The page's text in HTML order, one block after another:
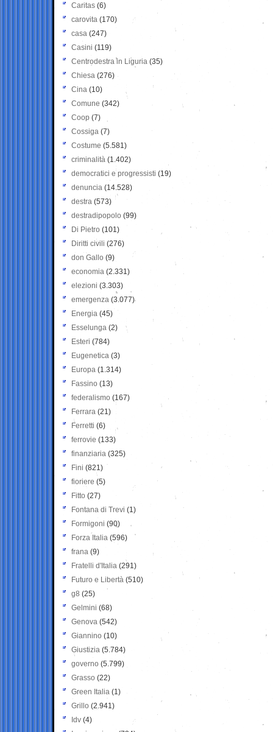
Caritas (6)
carovita (170)
casa (247)
Casini (119)
Centrodestra in Liguria (35)
Chiesa (276)
Cina (10)
Comune (342)
Coop (7)
Cossiga (7)
Costume (5.581)
criminalità (1.402)
democratici e progressisti (19)
denuncia (14.528)
destra (573)
destradipopolo (99)
Di Pietro (101)
Diritti civili (276)
don Gallo (9)
economia (2.331)
elezioni (3.303)
emergenza (3.077)
Energia (45)
Esselunga (2)
Esteri (784)
Eugenetica (3)
Europa (1.314)
Fassino (13)
federalismo (167)
Ferrara (21)
Ferretti (6)
ferrovie (133)
finanziaria (325)
Fini (821)
fioriere (5)
Fitto (27)
Fontana di Trevi (1)
Formigoni (90)
Forza Italia (596)
frana (9)
Fratelli d'Italia (291)
Futuro e Libertà (510)
g8 (25)
Gelmini (68)
Genova (542)
Giannino (10)
Giustizia (5.784)
governo (5.799)
Grasso (22)
Green Italia (1)
Grillo (2.941)
Idv (4)